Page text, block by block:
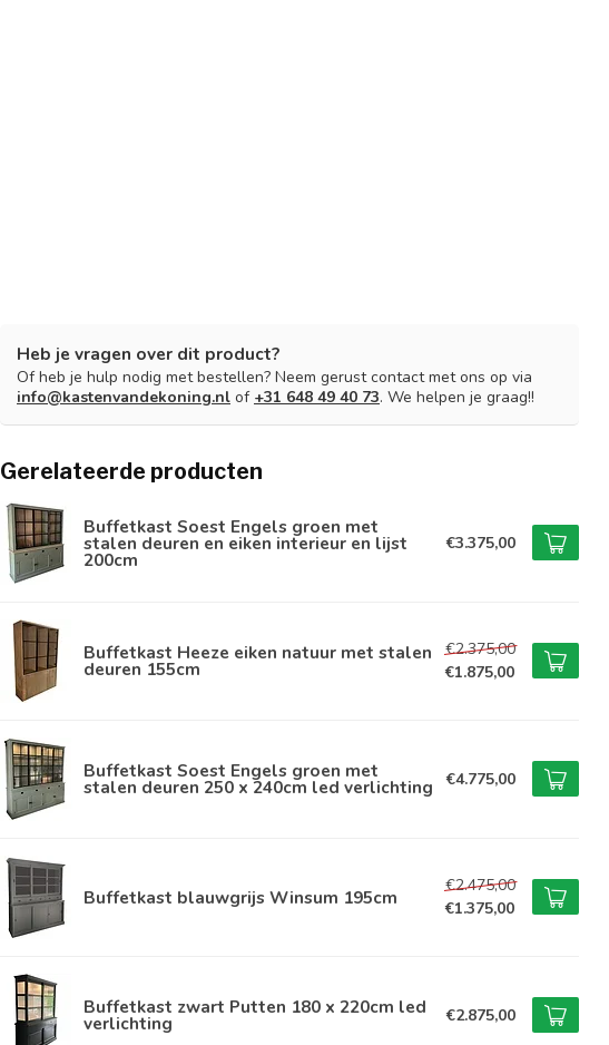
Heb je vragen over dit product?
Of heb je hulp nodig met bestellen? Neem gerust contact met ons op via
info@kastenvandekoning.nl of +31 648 49 40 73. We helpen je graag!!
Gerelateerde producten
Buffetkast Soest Engels groen met
stalen deuren en eiken interieur en lijst
200cm
€3.375,00
Buffetkast Heeze eiken natuur met stalen
deuren 155cm
€2.375,00
€1.875,00
Buffetkast Soest Engels groen met
stalen deuren 250 x 240cm led verlichting €4.775,00
Buffetkast blauwgrijs Winsum 195cm
€2.475,00
€1.375,00
Buffetkast zwart Putten 180 x 220cm led
verlichting €2.875,00